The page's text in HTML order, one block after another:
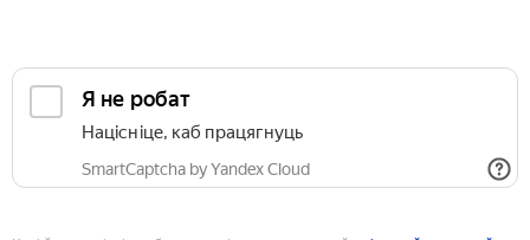
Я не робат
Націсніце, каб працягнуць
SmartCaptcha by Yandex Cloud